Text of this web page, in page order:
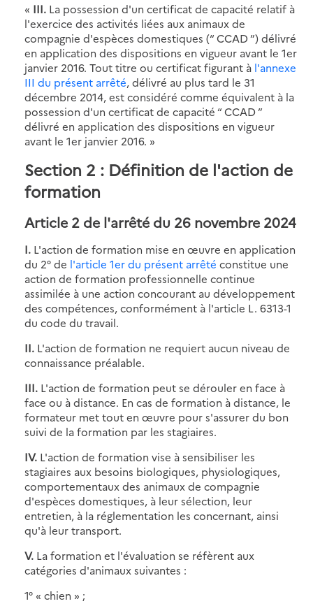
« III. La possession d'un certificat de capacité relatif à
l'exercice des activités liées aux animaux de
compagnie d'espèces domestiques (“ CCAD ”) délivré
en application des dispositions en vigueur avant le 1er
janvier 2016. Tout titre ou certificat figurant à l'annexe
III du présent arrêté, délivré au plus tard le 31
décembre 2014, est considéré comme équivalent à la
possession d'un certificat de capacité “ CCAD ”
délivré en application des dispositions en vigueur
avant le 1er janvier 2016. »
Section 2 : Définition de l'action de
formation
Article 2 de l'arrêté du 26 novembre 2024
I. L'action de formation mise en œuvre en application
du 2° de l'article 1er du présent arrêté constitue une
action de formation professionnelle continue
assimilée à une action concourant au développement
des compétences, conformément à l'article L. 6313-1
du code du travail.
II. L'action de formation ne requiert aucun niveau de
connaissance préalable.
III. L'action de formation peut se dérouler en face à
face ou à distance. En cas de formation à distance, le
formateur met tout en œuvre pour s'assurer du bon
suivi de la formation par les stagiaires.
IV. L'action de formation vise à sensibiliser les
stagiaires aux besoins biologiques, physiologiques,
comportementaux des animaux de compagnie
d'espèces domestiques, à leur sélection, leur
entretien, à la réglementation les concernant, ainsi
qu'à leur transport.
V. La formation et l'évaluation se réfèrent aux
catégories d'animaux suivantes :
1° « chien » ;